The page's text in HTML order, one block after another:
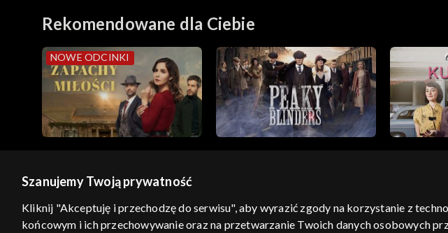
Rekomendowane dla Ciebie
NOWE ODCINKI
regulamin serwisu cennik polityka prywatności moje zgody pomoc
Szanujemy Twoją prywatność
Kliknij "Akceptuję i przechodzę do serwisu", aby wyrazić zgody na korzystanie z
końcowym i ich przechowywanie oraz na przetwarzanie Twoich danych osobowych